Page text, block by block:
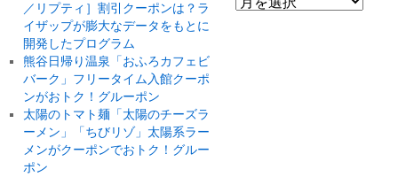
／リプティ］割引クーポンは？ラ
イザップが膨大なデータをもとに
開発したプログラム
熊谷日帰り温泉「おふろカフェビ
バーク」フリータイム入館クーポ
ンがおトク！グルーポン
太陽のトマト麺「太陽のチーズラ
ーメン」「ちびリゾ」太陽系ラー
メンがクーポンでおトク！グルー
ポン